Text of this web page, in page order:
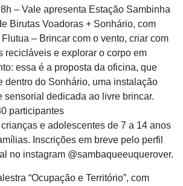
– Vale apresenta Estação Sambinha
Birutas Voadoras + Sonhário, com
– Brincar com o vento, criar com
recicláveis e explorar o corpo em
essa é a proposta da oficina, que
dentro do Sonhário, uma instalação
sensorial dedicada ao livre brincar.
participantes
e adolescentes de 7 a 14 anos
Inscrições em breve pelo perfil
no instagram @sambaqueeuquerover.
“Ocupação e Território”, com